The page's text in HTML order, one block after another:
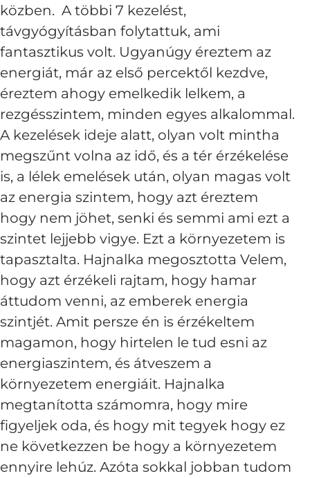
közben. A többi 7 kezelést,
távgyógyításban folytattuk, ami
fantasztikus volt. Ugyanúgy éreztem az
energiát, már az első percektől kezdve,
éreztem ahogy emelkedik lelkem, a
rezgésszintem, minden egyes alkalommal.
A kezelések ideje alatt, olyan volt mintha
megszűnt volna az idő, és a tér érzékelése
is, a lélek emelések után, olyan magas volt
az energia szintem, hogy azt éreztem
hogy nem jöhet, senki és semmi ami ezt a
szintet lejjebb vigye. Ezt a környezetem is
tapasztalta. Hajnalka megosztotta Velem,
hogy azt érzékeli rajtam, hogy hamar
áttudom venni, az emberek energia
szintjét. Amit persze én is érzékeltem
magamon, hogy hirtelen le tud esni az
energiaszintem, és átveszem a
környezetem energiáit. Hajnalka
megtanította számomra, hogy mire
figyeljek oda, és hogy mit tegyek hogy ez
ne következzen be hogy a környezetem
ennyire lehúz. Azóta sokkal jobban tudom